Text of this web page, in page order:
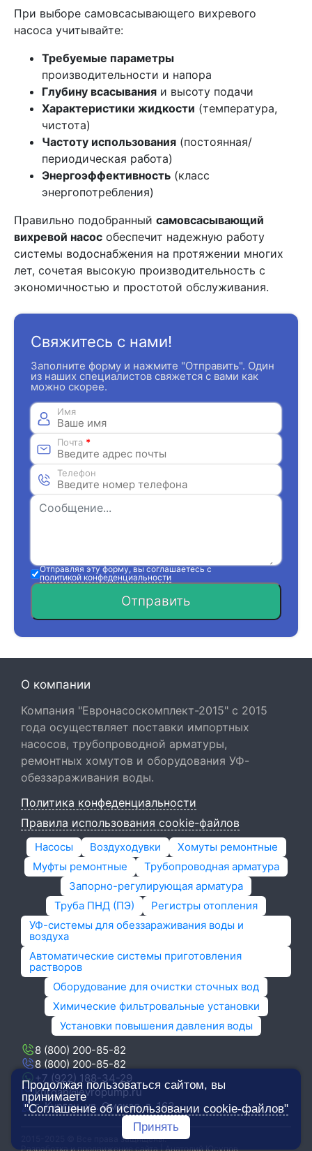
При выборе самовсасывающего вихревого
насоса учитывайте:
Требуемые параметры
производительности и напора
Глубину всасывания и высоту подачи
Характеристики жидкости (температура,
чистота)
Частоту использования (постоянная/
периодическая работа)
Энергоэффективность (класс
энергопотребления)
Правильно подобранный самовсасывающий
вихревой насос обеспечит надежную работу
системы водоснабжения на протяжении многих
лет, сочетая высокую производительность с
экономичностью и простотой обслуживания.
Свяжитесь с нами!
Заполните форму и нажмите "Отправить". Один
из наших специалистов свяжется с вами как
можно скорее.
Имя
Почта *
Телефон
Отправляя эту форму, вы соглашаетесь с
политикой конфеденциальности
Отправить
О компании
Компания "Евронасоскомплект-2015" с 2015
года осуществляет поставки импортных
насосов, трубопроводной арматуры,
ремонтных хомутов и оборудования УФ-
обеззараживания воды.
Политика конфеденциальности
Правила использования cookie-файлов
Насосы Воздуходувки
Хомуты ремонтные
Муфты ремонтные
Трубопроводная арматура
Запорно-регулирующая арматура
Труба ПНД (ПЭ)
Регистры отопления
УФ-системы для обеззараживания воды и
воздуха
Автоматические системы приготовления
растворов
Оборудование для очистки сточных вод
Химические фильтровальные установки
Установки повышения давления воды
8 (800) 200-85-82
8 (800) 200-85-82
+7 (922) 188-34-29
kurgan@evropump.ru
г. Курган, ​ул. Омская, д. 163
2015-2025 © Все права защищены.
Разработка и продвижение сайта | Анатолий Юсупов
Продолжая пользоваться сайтом, вы
принимаете
"Соглашение об использовании cookie-файлов"
Принять